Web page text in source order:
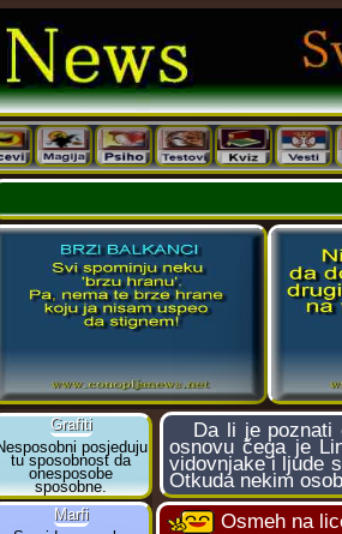
Da li je poznati
osnovu čega je
vidovnjake i ljude
Otkuda nekim
Osmeh na